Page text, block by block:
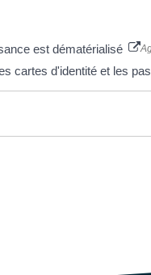
est dématérialisé
cartes d'identité et les